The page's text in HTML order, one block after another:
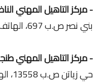
- مركز التاهيل المهني
بني نصر ص.ب 697، الهاتف 0536608727
- مركز التاهيل المهني
حي زياتن ص.ب 13558، الهاتف 0539393313